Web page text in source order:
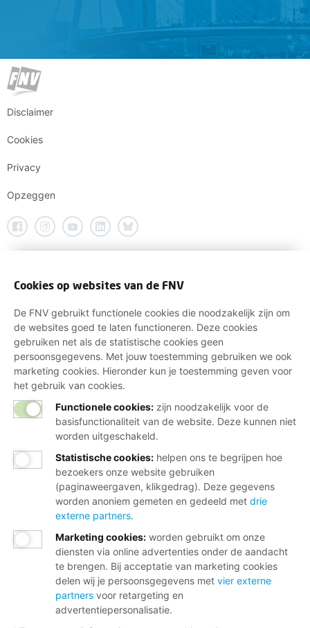
Disclaimer
Cookies
Privacy
Opzeggen
Cookies op websites van de FNV
De FNV gebruikt functionele cookies die noodzakelijk zijn om
de websites goed te laten functioneren. Deze cookies
gebruiken net als de statistische cookies geen
persoonsgegevens. Met jouw toestemming gebruiken we ook
marketing cookies. Hieronder kun je toestemming geven voor
het gebruik van cookies.
Functionele cookies: zijn noodzakelijk voor de
basisfunctionaliteit van de website. Deze kunnen niet
worden uitgeschakeld.
Statistische cookies: helpen ons te begrijpen hoe
bezoekers onze website gebruiken
(paginaweergaven, klikgedrag). Deze gegevens
worden anoniem gemeten en gedeeld met drie
externe partners.
Marketing cookies: worden gebruikt om onze
diensten via online advertenties onder de aandacht
te brengen. Bij acceptatie van marketing cookies
delen wij je persoonsgegevens met vier externe
partners voor retargeting en
advertentiepersonalisatie.